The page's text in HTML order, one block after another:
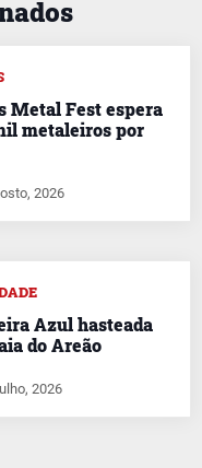
Metal Fest espera
metaleiros por
2026
Azul hasteada
do Areão
2026